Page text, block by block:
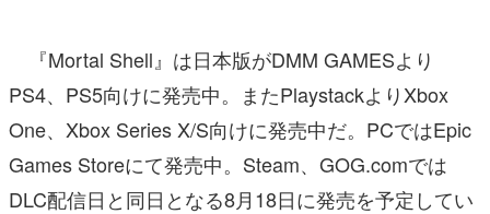
『Mortal Shell』は日本版がDMM GAMESより
PS4、PS5向けに発売中。またPlaystackよりXbox
One、Xbox Series X/S向けに発売中だ。PCではEpic
Games Storeにて発売中。Steam、GOG.comでは
DLC配信日と同日となる8月18日に発売を予定してい